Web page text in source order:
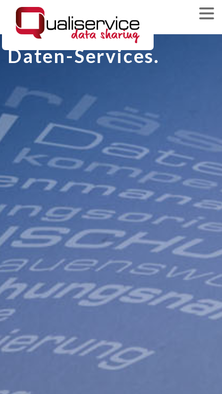
Daten-Services.